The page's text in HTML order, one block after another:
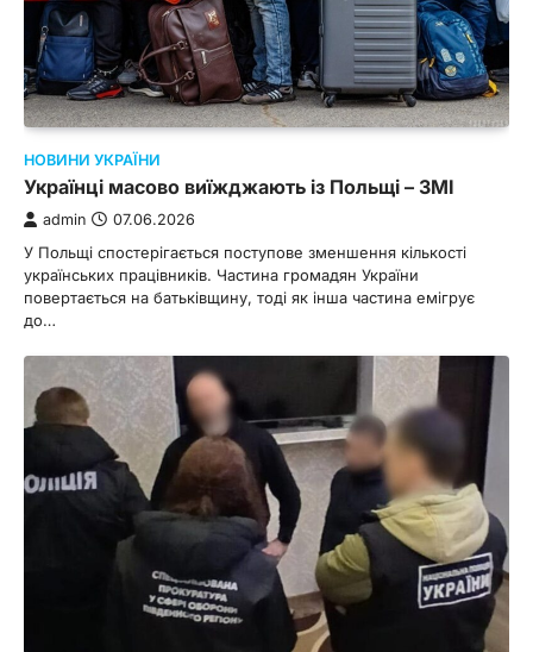
НОВИНИ УКРАЇНИ
Українці масово виїжджають із Польщі – ЗМІ
admin 07.06.2026
У Польщі спостерігається поступове зменшення кількості
українських працівників. Частина громадян України
повертається на батьківщину, тоді як інша частина емігрує
до…